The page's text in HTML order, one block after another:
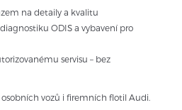
na detaily a kvalitu
ODIS a vybavení pro
servisu – bez
vozů i firemních flotil Audi.